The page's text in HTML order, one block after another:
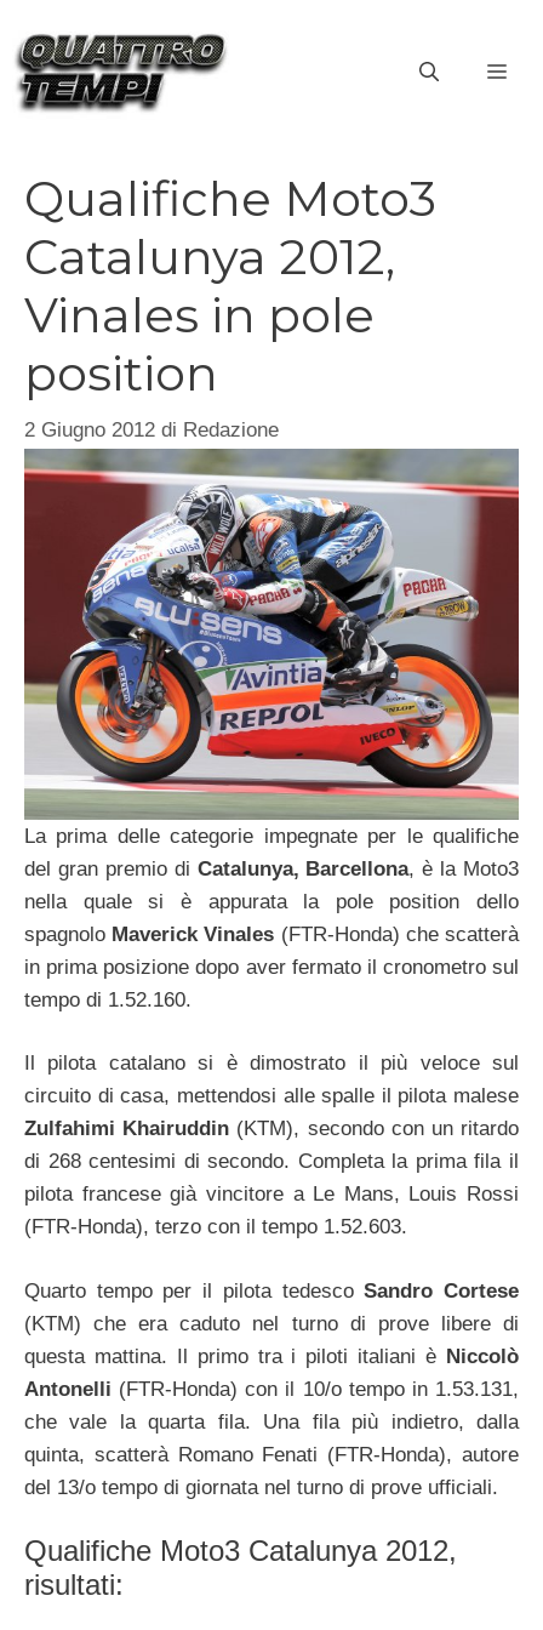
contenuto
Qualifiche Moto3
Catalunya 2012,
Vinales in pole
position
2 Giugno 2012 di Redazione
La prima delle categorie impegnate per le qualifiche
del gran premio di Catalunya, Barcellona, è la Moto3
nella quale si è appurata la pole position dello
spagnolo Maverick Vinales (FTR-Honda) che scatterà
in prima posizione dopo aver fermato il cronometro sul
tempo di 1.52.160.
Il pilota catalano si è dimostrato il più veloce sul
circuito di casa, mettendosi alle spalle il pilota malese
Zulfahimi Khairuddin (KTM), secondo con un ritardo
di 268 centesimi di secondo. Completa la prima fila il
pilota francese già vincitore a Le Mans, Louis Rossi
(FTR-Honda), terzo con il tempo 1.52.603.
Quarto tempo per il pilota tedescoSandro Cortese
(KTM) che era caduto nel turno di prove libere di
questa mattina. Il primo tra i piloti italiani è Niccolò
Antonelli (FTR-Honda) con il 10/o tempo in 1.53.131,
che vale la quarta fila. Una fila più indietro, dalla
quinta, scatterà Romano Fenati (FTR-Honda), autore
del 13/o tempo di giornata nel turno di prove ufficiali.
Qualifiche Moto3 Catalunya 2012,
risultati: